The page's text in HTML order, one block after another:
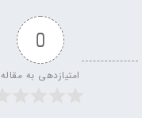
0
امتیازدهی به مقاله